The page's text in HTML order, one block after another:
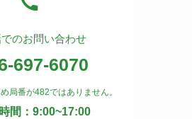
のお問い合わせ
697-6070
局番が482ではありません。
間：9:00~17:00